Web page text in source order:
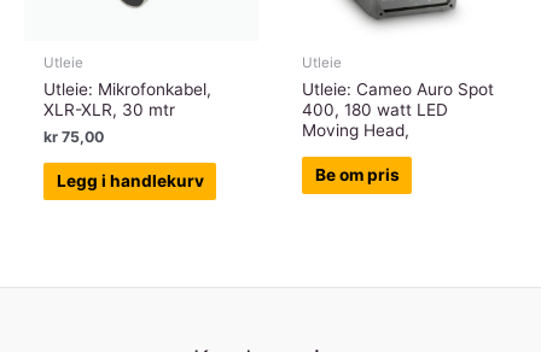
Utleie
Utleie: Mikrofonkabel,
XLR-XLR, 30 mtr
kr 75,00
Legg i handlekurv
Utleie
Utleie: Cameo Auro Spot
400, 180 watt LED
Moving Head,
Be om pris